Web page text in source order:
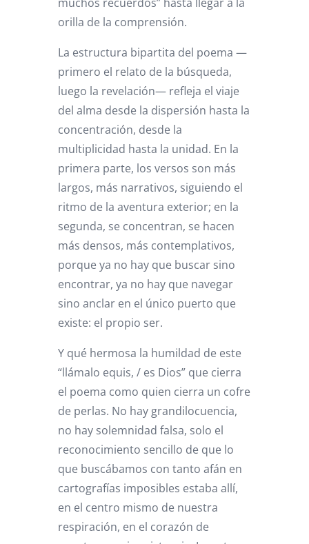
orilla de la comprensión.
La estructura bipartita del poema —
primero el relato de la búsqueda,
luego la revelación— refleja el viaje
del alma desde la dispersión hasta la
concentración, desde la
multiplicidad hasta la unidad. En la
primera parte, los versos son más
largos, más narrativos, siguiendo el
ritmo de la aventura exterior; en la
segunda, se concentran, se hacen
más densos, más contemplativos,
porque ya no hay que buscar sino
encontrar, ya no hay que navegar
sino anclar en el único puerto que
existe: el propio ser.
Y qué hermosa la humildad de este
“llámalo equis, / es Dios” que cierra
el poema como quien cierra un cofre
de perlas. No hay grandilocuencia,
no hay solemnidad falsa, solo el
reconocimiento sencillo de que lo
que buscábamos con tanto afán en
cartografías imposibles estaba allí,
en el centro mismo de nuestra
respiración, en el corazón de